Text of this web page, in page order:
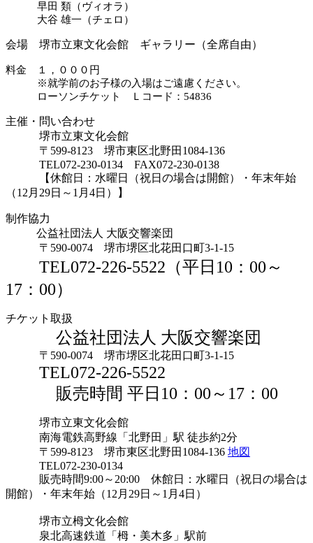
早田 類（ヴィオラ）
大谷 雄一（チェロ）
会場 堺市立東文化会館 ギャラリー（全席自由）
料金 １，０００円
※就学前のお子様の入場はご遠慮ください。
ローソンチケット Ｌコード：54836
主催・問い合わせ
堺市立東文化会館
〒599-8123 堺市東区北野田1084-136
TEL072-230-0134 FAX072-230-0138
【休館日：水曜日（祝日の場合は開館）・年末年始
（12月29日～1月4日）】
制作協力
公益社団法人 大阪交響楽団
〒590-0074 堺市堺区北花田口町3-1-15
TEL072-226-5522（平日10：00～
17：00）
チケット取扱
公益社団法人 大阪交響楽団
〒590-0074 堺市堺区北花田口町3-1-15
TEL072-226-5522
販売時間 平日10：00～17：00
堺市立東文化会館
南海電鉄高野線「北野田」駅 徒歩約2分
〒599-8123 堺市東区北野田1084-136 地図
TEL072-230-0134
販売時間9:00～20:00 休館日：水曜日（祝日の場合は
開館）・年末年始（12月29日～1月4日）
堺市立栂文化会館
泉北高速鉄道「栂・美木多」駅前